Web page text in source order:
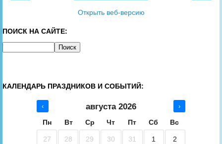
Открыть веб-версию
ПОИСК НА САЙТЕ:
КАЛЕНДАРЬ ПРАЗДНИКОВ И СОБЫТИЙ:
‹ августа 2026 ›
Пн Вт Ср Чт Пт Сб Вс
27 28 29 30 31 1 2